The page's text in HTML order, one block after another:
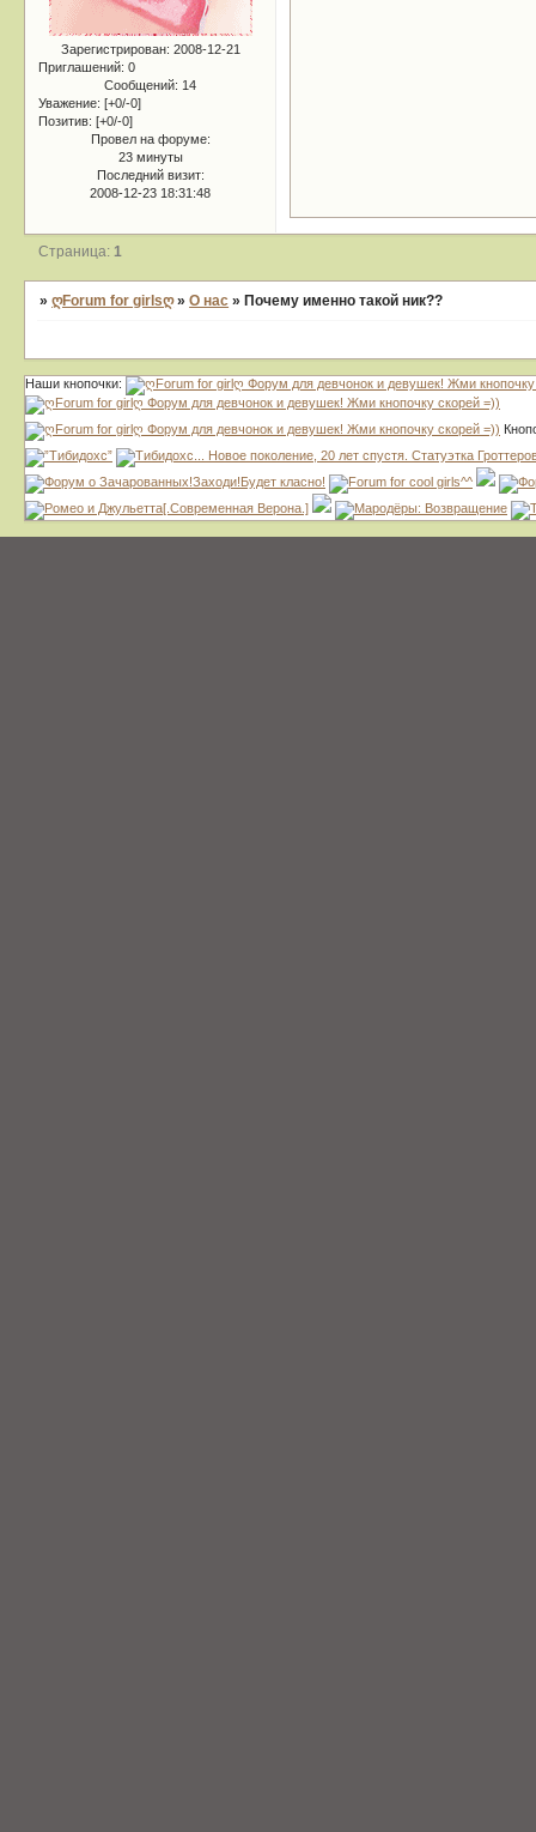
Зарегистрирован: 2008-12-21
Приглашений: 0
Сообщений: 14
Уважение: [+0/-0]
Позитив: [+0/-0]
Провел на форуме:
23 минуты
Последний визит:
2008-12-23 18:31:48
Страница: 1
»ღForum for girlsღ »О нас » Почему именно такой ник??
Наши кнопочки: